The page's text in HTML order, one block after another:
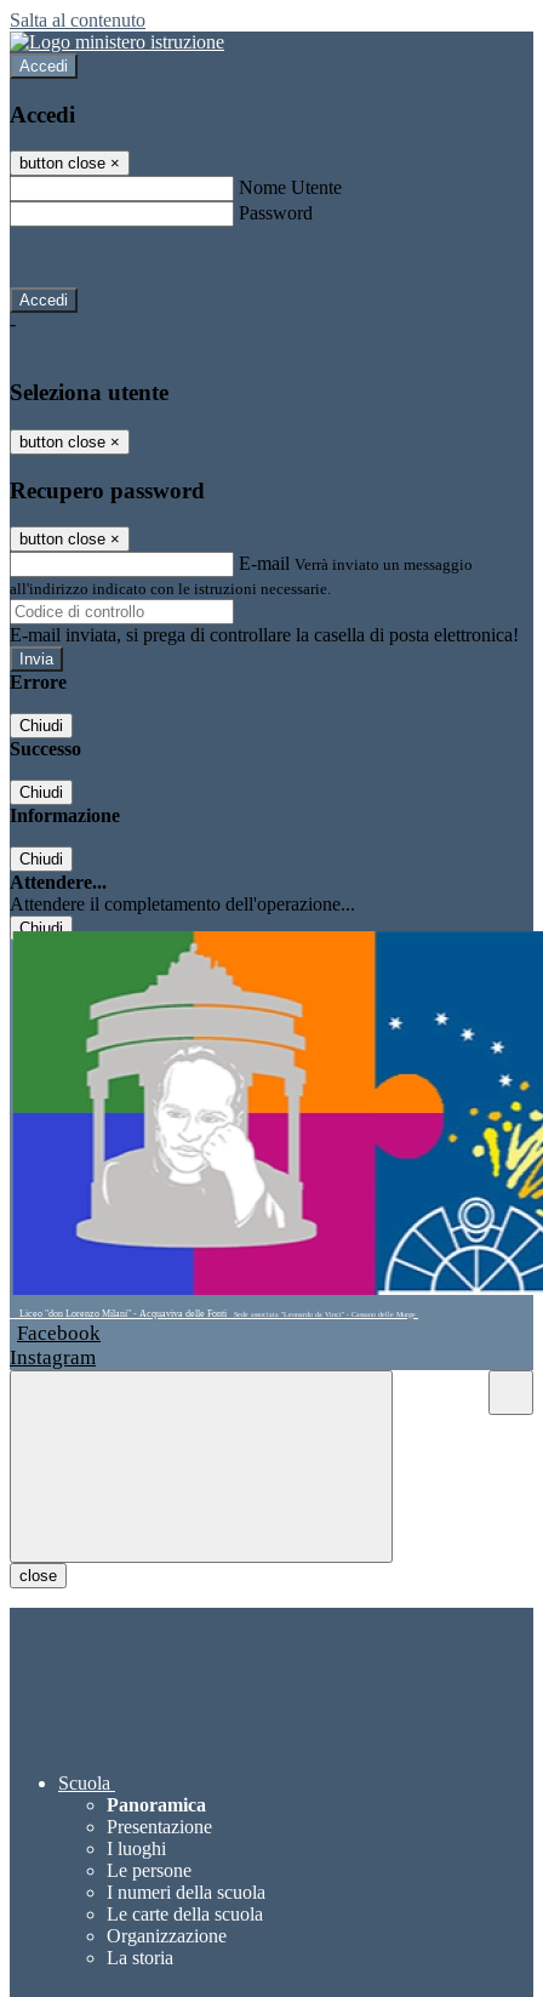
Salta al contenuto
Accedi
Accedi
button close ×
Nome Utente
Password
-
Seleziona utente
button close ×
Recupero password
button close ×
E-mail Verrà inviato un messaggio
all'indirizzo indicato con le istruzioni necessarie.
E-mail inviata, si prega di controllare la casella di posta elettronica!
Errore
Chiudi
Successo
Chiudi
Informazione
Chiudi
Attendere...
Attendere il completamento dell'operazione...
Chiudi
Liceo "don Lorenzo Milani" - Acquaviva delle Fonti Sede associata "Leonardo da Vinci" - Cassano delle Murge
Facebook
Instagram
close
Scuola
Panoramica
Presentazione
I luoghi
Le persone
I numeri della scuola
Le carte della scuola
Organizzazione
La storia